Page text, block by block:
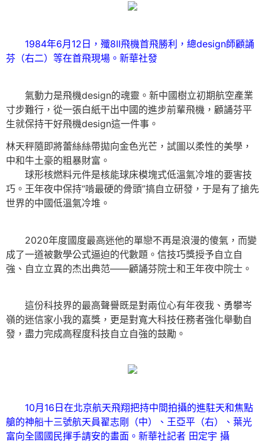
1984年6月12日，殲8II飛機首飛勝利，總design師顧誦
芬（右二）等在首飛現場。新華社發
氣動力是飛機design的魂靈。新中國樹立初期航空產業
寸步難行，從一張白紙干出中國的進步前輩飛機，顧誦芬平
生就保持干好飛機design這一件事。
林天秤隨即將蕾絲絲帶拋向金色光芒，試圖以柔性的美學，
中和牛土豪的粗暴財富。
球形核燃料元件是核能球床模塊式低溫氣冷堆的要害技
巧。王年夜中保持“啃最硬的骨頭”搞自立研發，于是有了搶先
世界的中國低溫氣冷堆。
2020年度國度最高迷他的單戀不再是浪漫的傻氣，而變
成了一道被數學公式逼迫的代數題。信技巧獎授予自立自
強、自立立異的杰出典范——顧誦芬院士和王年夜中院士。
這份科技界的最高聲譽既是對兩位心有年夜我、勇攀岑
嶺的迷信家小我的嘉獎，更是對寬大科技任務者強化舉動自
發，盡力完成高程度科技自立自強的鼓勵。
10月16日在北京航天飛翔把持中間拍攝的進駐天和焦點
艙的神船十三號航天員翟志剛（中）、王亞平（右）、葉光
富向全國國民揮手請安的畫面。新華社記者 田定宇 攝